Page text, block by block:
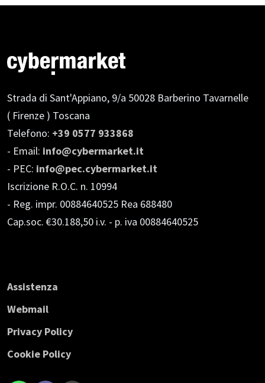
Strada di Sant'Appiano, 9/a 50028 Barberino Tavarnelle
( Firenze ) Toscana
Telefono: +39 0577 933868
- Email: info@cybermarket.it
- PEC: info@pec.cybermarket.it
Iscrizione R.O.C. n. 10994
- Reg. impr. 00884640525 Rea 688480
Cap.soc. €30.188,50 i.v. - p. iva 00884640525
Assistenza
Webmail
Privacy Policy
Cookie Policy